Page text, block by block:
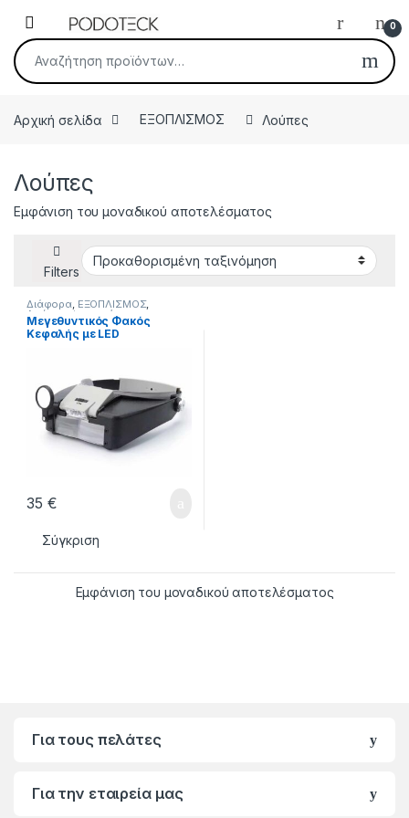
Open 0
Αναζήτηση για:
Αρχική σελίδα ΕΞΟΠΛΙΣΜΟΣ Λούπες
Λούπες
Εμφάνιση του μοναδικού αποτελέσματος
Filters
Διάφορα, ΕΞΟΠΛΙΣΜΟΣ,
Λούπες Φωτισμός
Μεγεθυντικός Φακός
Κεφαλής με LED
35 €
Σύγκριση
Εμφάνιση του μοναδικού αποτελέσματος
Για τους πελάτες
Για την εταιρεία μας